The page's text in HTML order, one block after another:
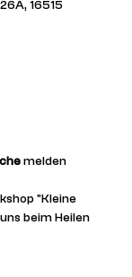
16515
melden
"Kleine
beim Heilen